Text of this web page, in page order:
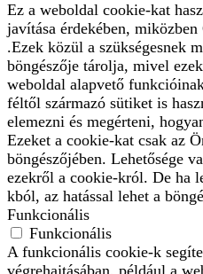
Ez a weboldal cookie-kat
javítása érdekében,
.Ezek közül a szükségesnek
böngészője tárolja, mivel
weboldal alapvető
féltől származó sütiket is
elemezni és megérteni,
Ezeket a cookie-kat csak az
böngészőjében. Lehetősége
ezekről a cookie-król. De ha
kból, az hatással lehet a
Funkcionális
Funkcionális
A funkcionális cookie-k